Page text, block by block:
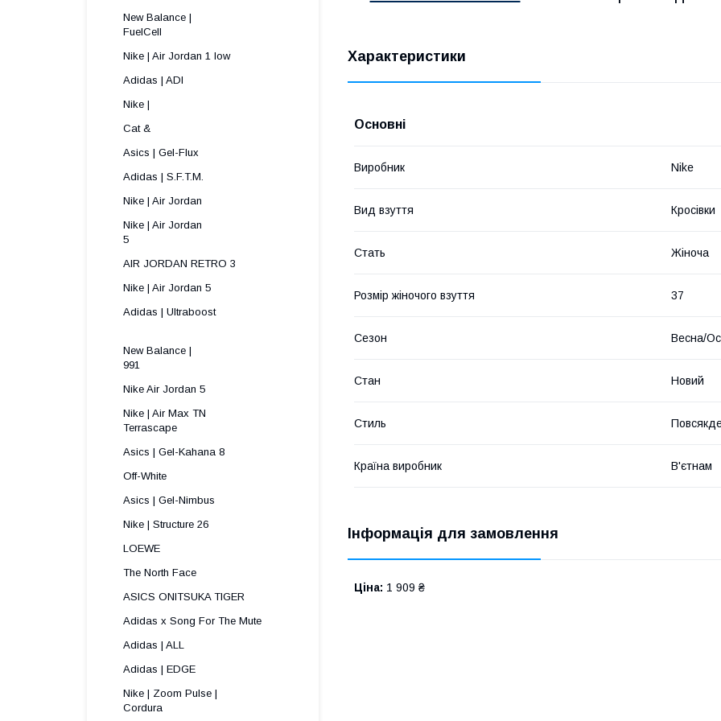
Характеристики
Основні
Виробник Nike
Вид взуття Кросівки
Стать Жіноча
Розмір жіночого взуття 37
Сезон Весна/
Стан Новий
Стиль
Країна виробник В'єтнам
Інформація для замовлення
Ціна: 1 909 ₴
New Balance |
FuelCell ​
Nike | Air Jordan 1 low
Adidas | ADI
Nike |
Cat &
Asics | Gel-Flux
Adidas | S.F.T.M.
Nike | Air Jordan
Nike | Air Jordan
5 ​
AIR JORDAN RETRO 3
Nike | Air Jordan 5
Adidas | Ultraboost
New Balance |
991 ​
Nike Air Jordan 5
Nike | Air Max TN
Terrascape ​
Asics | Gel-Kahana 8
Off-White
Asics | Gel-Nimbus
Nike | Structure 26
LOEWE
The North Face
ASICS ONITSUKA TIGER
Adidas x Song For The Mute
Adidas | ALL
Adidas | EDGE
Nike | Zoom Pulse |
Cordura ​